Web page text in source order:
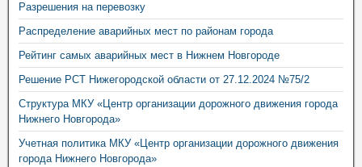
Разрешения на перевозку
Распределение аварийных мест по районам города
Рейтинг самых аварийных мест в Нижнем Новгороде
Решение РСТ Нижегородской области от 27.12.2024 №75/2
Структура МКУ «Центр организации дорожного движения города
Нижнего Новгорода»
Учетная политика МКУ «Центр организации дорожного движения
города Нижнего Новгорода»